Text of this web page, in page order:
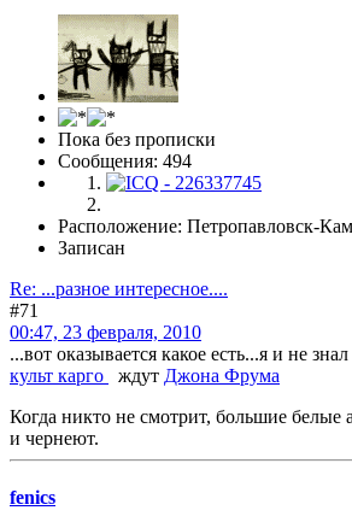
Пока без прописки
Сообщения: 494
Расположение: Петропавловск-
Записан
Re: ...разное интересное....
#71
00:47, 23 февраля, 2010
...вот оказывается какое есть...я и не
культ карго
ждут Джона Фрума
Когда никто не смотрит, большие белые
и чернеют.
fenics